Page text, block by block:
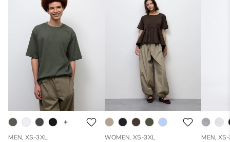
MEN, XS-3XL WOMEN, XS-3XL MEN,